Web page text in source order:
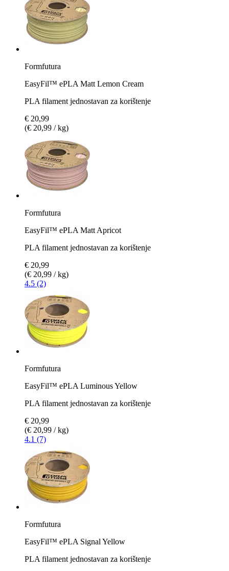
Formfutura
EasyFil™ ePLA Matt Lemon Cream
PLA filament jednostavan za korištenje
€ 20,99
(€ 20,99 / kg)
Formfutura
EasyFil™ ePLA Matt Apricot
PLA filament jednostavan za korištenje
€ 20,99
(€ 20,99 / kg)
4.5 (2)
Formfutura
EasyFil™ ePLA Luminous Yellow
PLA filament jednostavan za korištenje
€ 20,99
(€ 20,99 / kg)
4.1 (7)
Formfutura
EasyFil™ ePLA Signal Yellow
PLA filament jednostavan za korištenje